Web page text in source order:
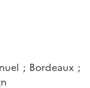
; Bordeaux ;